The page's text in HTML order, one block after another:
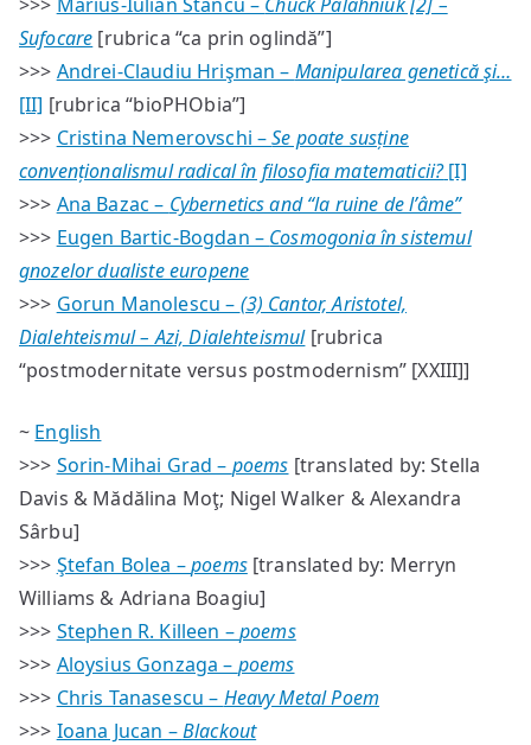
Sufocare [rubrica “ca prin oglindă”]
>>> Andrei-Claudiu Hrişman – Manipularea genetică şi…
[II] [rubrica “bioPHObia”]
>>> Cristina Nemerovschi –Se poate susține
convenționalismul radical în filosofia matematicii?[I]
>>> Ana Bazac – Cybernetics and “la ruine de l’âme”
>>> Eugen Bartic-Bogdan – Cosmogonia în sistemul
gnozelor dualiste europene
>>> Gorun Manolescu – (3) Cantor, Aristotel,
Dialehteismul – Azi, Dialehteismul[rubrica
“postmodernitate versus postmodernism” [XXIII]]
~ English
>>> Sorin-Mihai Grad – poems [translated by: Stella
Davis & Mădălina Moţ; Nigel Walker & Alexandra
Sârbu]
>>> Ştefan Bolea –poems[translated by: Merryn
Williams & Adriana Boagiu]
>>> Stephen R. Killeen –poems
>>> Aloysius Gonzaga – poems
>>> Chris Tanasescu – Heavy Metal Poem
>>> Ioana Jucan –Blackout